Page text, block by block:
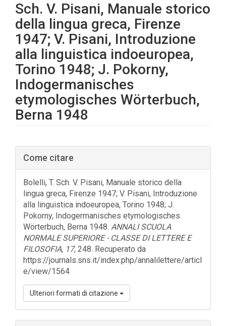
Sch. V. Pisani, Manuale storico
della lingua greca, Firenze
1947; V. Pisani, Introduzione
alla linguistica indoeuropea,
Torino 1948; J. Pokorny,
Indogermanisches
etymologisches Wörterbuch,
Berna 1948
Barra
laterale
dell'articolo
Come citare
Bolelli, T. Sch. V. Pisani, Manuale storico della
lingua greca, Firenze 1947; V. Pisani, Introduzione
alla linguistica indoeuropea, Torino 1948; J.
Pokorny, Indogermanisches etymologisches
Wörterbuch, Berna 1948. ANNALI SCUOLA
NORMALE SUPERIORE - CLASSE DI LETTERE E
FILOSOFIA, 17, 248. Recuperato da
https://journals.sns.it/index.php/annalilettere/articl
e/view/1564
Ulteriori formati di citazione